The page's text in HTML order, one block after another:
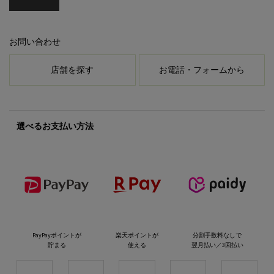
お問い合わせ
店舗を探す お電話・フォームから
選べるお支払い方法
PayPayポイントが
貯まる
楽天ポイントが
使える
分割手数料なしで
翌月払い／3回払い